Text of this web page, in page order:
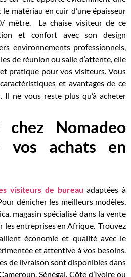
matériau en cuir d’une épaisseur
mètre. La chaise visiteur de ce
et confort avec son design
environnements professionnels,
de réunion ou salle d’attente, elle
pratique pour vos visiteurs. Vous
et avantages de ce
Il ne vous reste plus qu’à acheter
chez Nomadeo
vos achats en
visiteurs de bureau adaptées à
dénicher les meilleurs modèles,
magasin spécialisé dans la vente
les entreprises en Afrique. Trouvez
économie et qualité avec le
et attentive à vos besoins.
de livraison sont disponibles dans
Sénégal, Côte d’Ivoire ou